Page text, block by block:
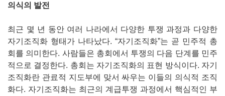
의식의 발전
최근 몇 년 동안 여러 나라에서 다양한 투쟁 과정과 다양한
자기조직화 형태가 나타났다. “자기조직화”는 곧 민주적 총
회를 의미한다. 사람들은 총회에서 투쟁의 다음 단계를 민주
적으로 결정한다. 총회는 자기조직화의 표현 방식이다. 자기
조직화란 관료적 지도부에 맞서 싸우는 이들의 의식적 조직
화다. 자기조직화는 최근의 계급투쟁 과정에서 핵심적인 부